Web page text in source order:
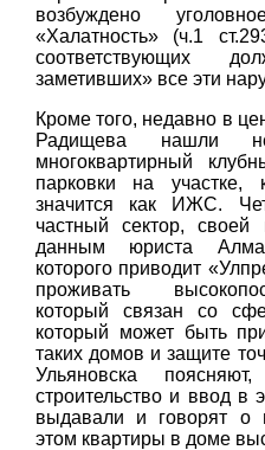
возбуждено
«Халатность» (ч.1
соответствующих
заметивших» все эти
Кроме того, недавно в
Радищева нашли
многоквартирный
парковки на участке,
значится как ИЖС.
частный сектор,
данным юриста
которого приводит
проживать
который связан со
который может быть
таких домов и защите
Ульяновска
строительство и ввод в
выдавали и говорят о
этом квартиры в доме